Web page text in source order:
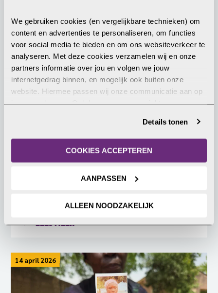
We gebruiken cookies (en vergelijkbare technieken) om
content en advertenties te personaliseren, om functies
voor social media te bieden en om ons websiteverkeer te
analyseren. Met deze cookies verzamelen wij en onze
partners informatie over jou en volgen we jouw
internetgedrag binnen, en mogelijk ook buiten onze
website. Hiermee passen wij onze communicatie aan op
jouw voorkeuren. Ook kunnen we zo gerichte
internetgedrag. Je kunt je toestemming ook altijd wijzigen
of intrekken. Meer uitleg vind je in onze
privacyverklaring.
Details tonen
COOKIES ACCEPTEREN
AANPASSEN
ALLEEN NOODZAKELIJK
11 juni 2026
Hoopvol signaal VN-experts over
geweld tegen christelijke meisjes en
vrouwen in Nigeria
Een verklaring van 8 juni van een groep VN-experts
op christenen en andere religieuze minderheden”
LEES MEER
14 april 2026